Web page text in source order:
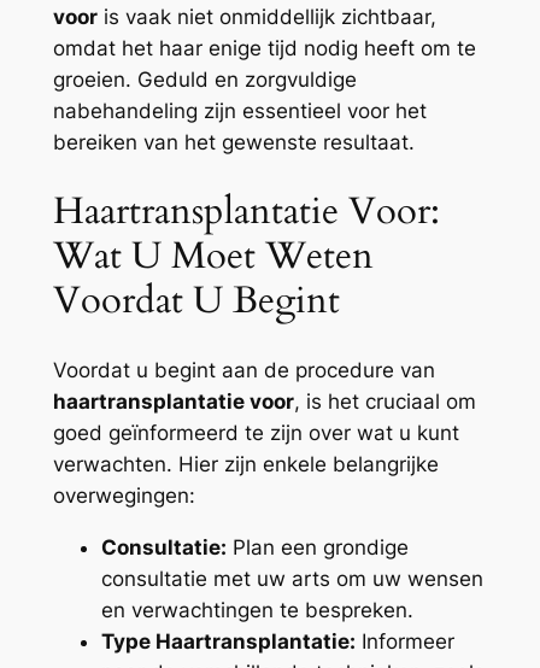
vooris vaak niet onmiddellijk zichtbaar,
omdat het haar enige tijd nodig heeft om te
groeien. Geduld en zorgvuldige
nabehandeling zijn essentieel voor het
bereiken van het gewenste resultaat.
Haartransplantatie Voor:
Wat U Moet Weten
Voordat U Begint
Voordat u begint aan de procedure van
haartransplantatie voor, is het cruciaal om
goed geïnformeerd te zijn over wat u kunt
verwachten. Hier zijn enkele belangrijke
overwegingen:
Consultatie: Plan een grondige
consultatie met uw arts om uw wensen
en verwachtingen te bespreken.
Type Haartransplantatie: Informeer